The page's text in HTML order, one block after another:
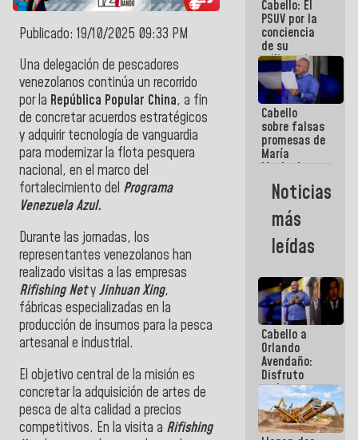
Publicado: 19/10/2025 09:33 PM
Una delegación de pescadores
venezolanos continúa un recorrido
por la República Popular China, a fin
de concretar acuerdos estratégicos
y adquirir tecnología de vanguardia
para modernizar la flota pesquera
nacional, en el marco del
fortalecimiento del Programa
Venezuela Azul.
Durante las jornadas, los
representantes venezolanos han
realizado visitas a las empresas
Rifishing NetyJinhuan Xing,
fábricas especializadas en la
producción de insumos para la pesca
artesanal e industrial.
​El objetivo central de la misión es
concretar la adquisición de artes de
pesca de alta calidad a precios
competitivos. En la visita a Rifishing
Cabello: El
PSUV por la
conciencia
de su
militancia
es la
organización
política más
sólida de
Venezuela
Cabello
sobre falsas
promesas de
María
Machado:
¿Quién le
puede creer?
¿Y la gente
que ella iba
a salvar en
La Guaira?
Noticias
más
leídas
Cabello a
Orlando
Avendaño:
Disfruto
cada vez
que escribes
porque lo
que haces